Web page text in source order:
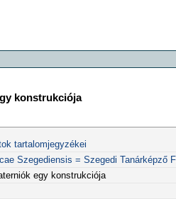
konstrukciója
tartalomjegyzékei
Szegediensis = Szegedi Tanárképző
egy konstrukciója